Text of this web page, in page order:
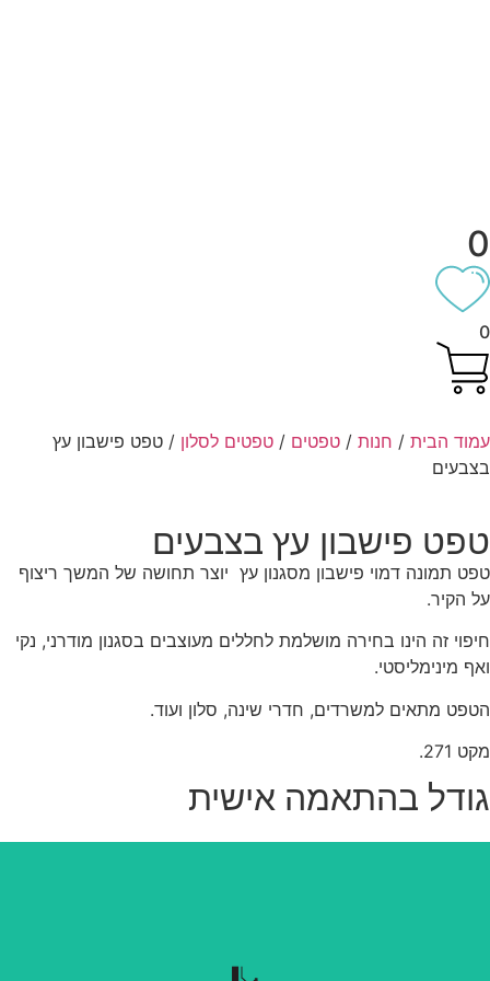
הבית/חנות/טפטים/טפטים לסלון/ טפט פישבון עץ
פישבון עץ בצבעים
תמונה דמוי פישבון מסגנון עץ יוצר תחושה של המשך ריצוף
הקיר.
זה הינו בחירה מושלמת לחללים מעוצבים בסגנון מודרני, נקי
מינימליסטי.
מתאים למשרדים, חדרי שינה, סלון ועוד.
271.
בהתאמה אישית
נשלף בקלות